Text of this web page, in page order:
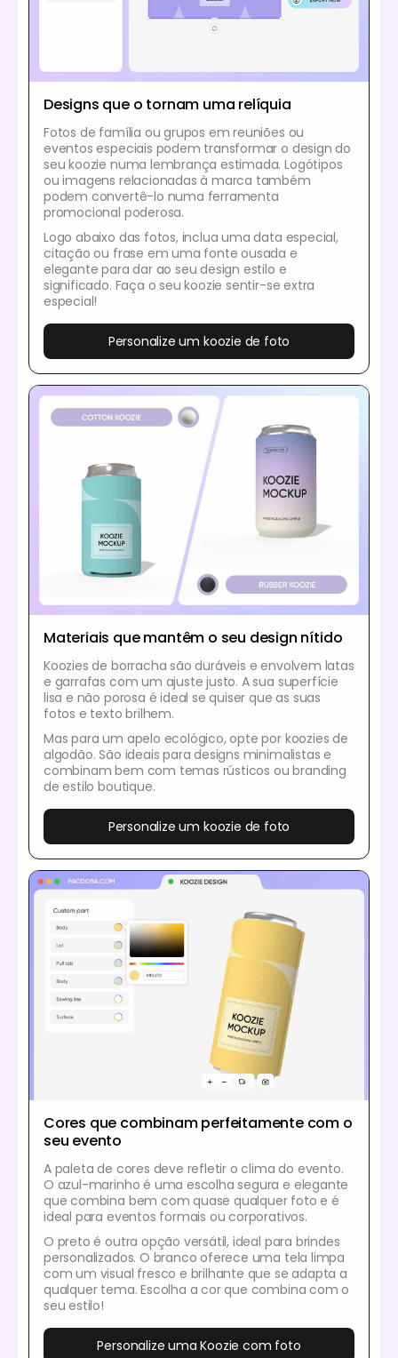
Designs que o tornam uma relíquia
Fotos de família ou grupos em reuniões ou
eventos especiais podem transformar o design do
seu koozie numa lembrança estimada. Logótipos
ou imagens relacionadas à marca também
podem convertê-lo numa ferramenta
promocional poderosa.
Logo abaixo das fotos, inclua uma data especial,
citação ou frase em uma fonte ousada e
elegante para dar ao seu design estilo e
significado. Faça o seu koozie sentir-se extra
especial!
Personalize um koozie de foto
Materiais que mantêm o seu design nítido
Koozies de borracha são duráveis e envolvem latas
e garrafas com um ajuste justo. A sua superfície
lisa e não porosa é ideal se quiser que as suas
fotos e texto brilhem.
Mas para um apelo ecológico, opte por koozies de
algodão. São ideais para designs minimalistas e
combinam bem com temas rústicos ou branding
de estilo boutique.
Personalize um koozie de foto
Cores que combinam perfeitamente com o
seu evento
A paleta de cores deve refletir o clima do evento.
O azul-marinho é uma escolha segura e elegante
que combina bem com quase qualquer foto e é
ideal para eventos formais ou corporativos.
O preto é outra opção versátil, ideal para brindes
personalizados. O branco oferece uma tela limpa
com um visual fresco e brilhante que se adapta a
qualquer tema. Escolha a cor que combina com o
seu estilo!
Personalize uma Koozie com foto